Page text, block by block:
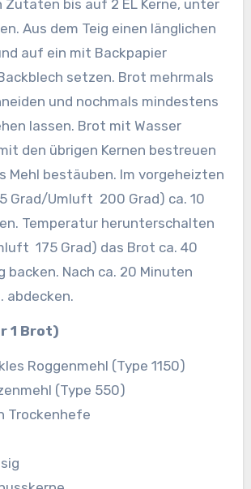
bis auf 2 EL Kerne, unter
Aus dem Teig einen länglichen
auf ein mit Backpapier
setzen. Brot mehrmals
und nochmals mindestens
lassen. Brot mit Wasser
den übrigen Kernen bestreuen
Mehl bestäuben. Im vorgeheizten
Grad/Umluft 200 Grad) ca. 10
Temperatur herunterschalten
175 Grad) das Brot ca. 40
backen. Nach ca. 20 Minuten
abdecken.
1 Brot)
Roggenmehl (Type 1150)
(Type 550)
Trockenhefe